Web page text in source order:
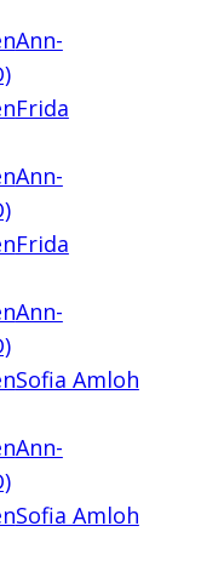
Ann-
Frida
Ann-
Frida
Ann-
Sofia Amloh
Ann-
Sofia Amloh